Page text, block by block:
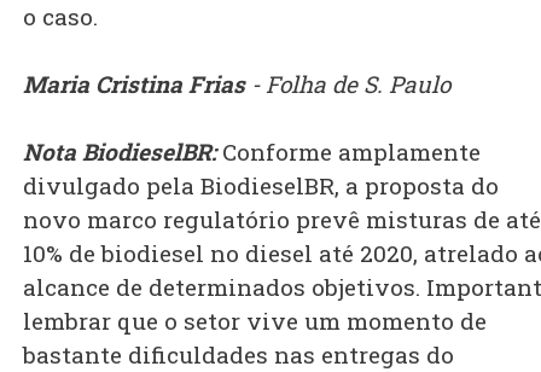
o caso.
Maria Cristina Frias - Folha de S. Paulo
Nota BiodieselBR: Conforme amplamente
divulgado pela BiodieselBR, a proposta do
novo marco regulatório prevê misturas de até
10% de biodiesel no diesel até 2020, atrelado
alcance de determinados objetivos.
lembrar que o setor vive um momento de
bastante dificuldades nas entregas do